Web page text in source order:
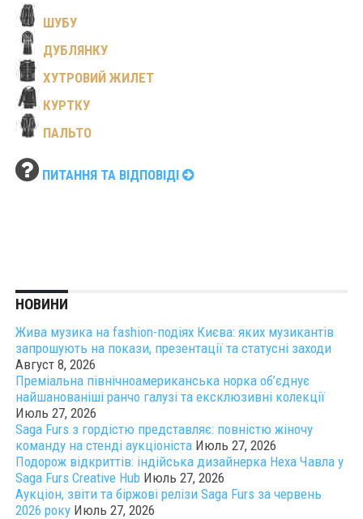
ШУБУ
ДУБЛЯНКУ
ХУТРОВИЙ ЖИЛЕТ
КУРТКУ
ПАЛЬТО
ПИТАННЯ ТА ВІДПОВІДІ
НОВИНИ
Жива музика на fashion-подіях Києва: яких музикантів
запрошують на покази, презентації та статусні заходи
Август 8, 2026
Преміальна північноамериканська норка об’єднує
найшанованіші ранчо галузі та ексклюзивні колекції
Июль 27, 2026
Saga Furs з гордістю представляє: повністю жіночу
команду на стенді аукціоніста Июль 27, 2026
Подорож відкриттів: індійська дизайнерка Неха Чавла у
Saga Furs Creative Hub Июль 27, 2026
Аукціон, звіти та біржові релізи Saga Furs за червень
2026 року Июль 27, 2026